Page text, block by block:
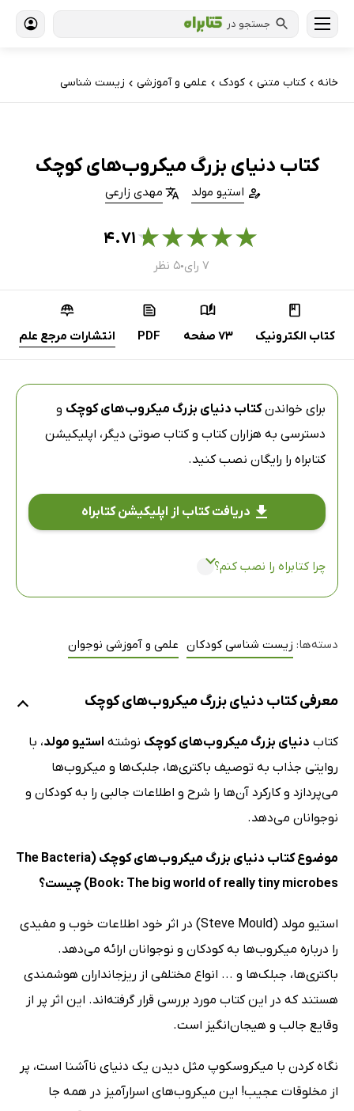
جستجو در
خانه › کتاب‌ متنی › کودک › علمی و آموزشی › زیست شناسی
کتاب دنیای بزرگ میکروب‌های کوچک
استیو مولد مهدی زارعی
★
★
★
★
★۴.۷۱
۷ رای ●۵ نظر
کتاب الکترونیک 73 صفحه PDF انتشارات مرجع علم
برای خواندنکتاب دنیای بزرگ میکروب‌های کوچک و
دسترسی به هزاران کتاب و کتاب صوتی دیگر، اپلیکیشن
کتابراه را رایگان نصب کنید.
دریافت کتاب از اپلیکیشن کتابراه
چرا کتابراه را نصب کنم؟
دسته‌ها: زیست شناسی کودکان علمی و آموزشی نوجوان
معرفی کتاب دنیای بزرگ میکروب‌های کوچک
کتاب دنیای بزرگ میکروب‌های کوچک نوشته استیو مولد، با
روایتی جذاب به توصیف باکتری‌ها، جلبک‌ها و میکروب‌ها
می‌پردازد و کارکرد آن‌ها را شرح و اطلاعات جالبی را به کودکان و
نوجوانان می‌دهد.
موضوع کتاب دنیای بزرگ میکروب‌های کوچک (The Bacteria
Book: The big world of really tiny microbes) چیست؟
استیو مولد (Steve Mould) در اثر خود اطلاعات خوب و مفیدی
را درباره میکروب‌ها به کودکان و نوجوانان ارائه می‌دهد.
باکتری‌ها، جبلک‌ها و ... انواع مختلفی از ریزجانداران هوشمندی
هستند که در این کتاب مورد بررسی قرار گرفته‌اند. این اثر پر از
وقایع جالب و هیجان‌انگیز است.
نگاه کردن با میکروسکوپ مثل دیدن یک دنیای ناآشنا است، پر
از مخلوقات عجیب! این میکروب‌های اسرارآمیز در همه جا